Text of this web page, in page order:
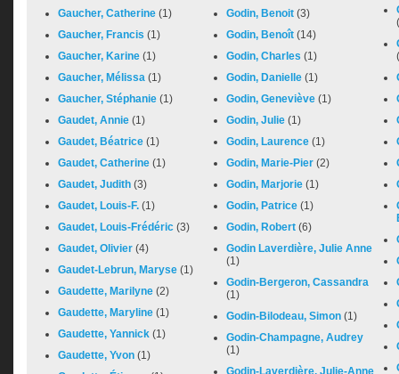
Gaucher, Catherine (1)
Gaucher, Francis (1)
Gaucher, Karine (1)
Gaucher, Mélissa (1)
Gaucher, Stéphanie (1)
Gaudet, Annie (1)
Gaudet, Béatrice (1)
Gaudet, Catherine (1)
Gaudet, Judith (3)
Gaudet, Louis-F. (1)
Gaudet, Louis-Frédéric (3)
Gaudet, Olivier (4)
Gaudet-Lebrun, Maryse (1)
Gaudette, Marilyne (2)
Gaudette, Maryline (1)
Gaudette, Yannick (1)
Gaudette, Yvon (1)
Godin, Benoit (3)
Godin, Benoît (14)
Godin, Charles (1)
Godin, Danielle (1)
Godin, Geneviève (1)
Godin, Julie (1)
Godin, Laurence (1)
Godin, Marie-Pier (2)
Godin, Marjorie (1)
Godin, Patrice (1)
Godin, Robert (6)
Godin Laverdière, Julie Anne
(1)
Godin-Bergeron, Cassandra
(1)
Godin-Bilodeau, Simon (1)
Godin-Champagne, Audrey
(1)
Godin-Laverdière, Julie-Anne